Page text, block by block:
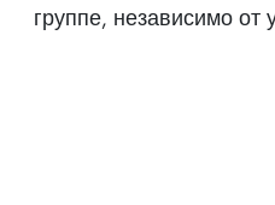
группе, независимо от